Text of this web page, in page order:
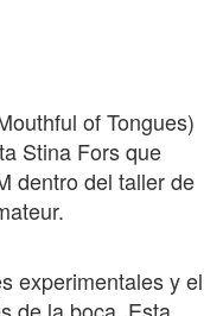
of Tongues)
Stina Fors que
dentro del taller de
experimentales y el